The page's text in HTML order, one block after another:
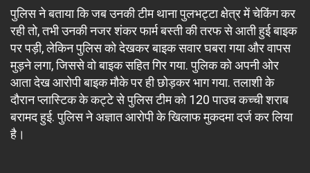
पुलिस ने बताया कि जब उनकी टीम थाना पुलभट्टा क्षेत्र में चेकिंग कर
रही तो, तभी उनकी नजर शंकर फार्म बस्ती की तरफ से आती हुई बाइक
पर पड़ी, लेकिन पुलिस को देखकर बाइक सवार घबरा गया और वापस
मुड़ने लगा, जिससे वो बाइक सहित गिर गया. पुलिक को अपनी ओर
आता देख आरोपी बाइक मौके पर ही छोड़कर भाग गया. तलाशी के
दौरान प्लास्टिक के कट्टे से पुलिस टीम को 120 पाउच कच्ची शराब
बरामद हुई. पुलिस ने अज्ञात आरोपी के खिलाफ मुकदमा दर्ज कर लिया
है।